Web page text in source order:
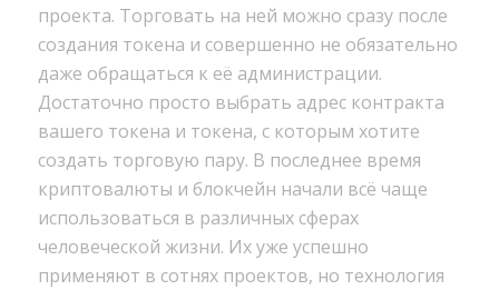
проекта. Торговать на ней можно сразу после
создания токена и совершенно не обязательно
даже обращаться к её администрации.
Достаточно просто выбрать адрес контракта
вашего токена и токена, с которым хотите
создать торговую пару. В последнее время
криптовалюты и блокчейн начали всё чаще
использоваться в различных сферах
человеческой жизни. Их уже успешно
применяют в сотнях проектов, но технология